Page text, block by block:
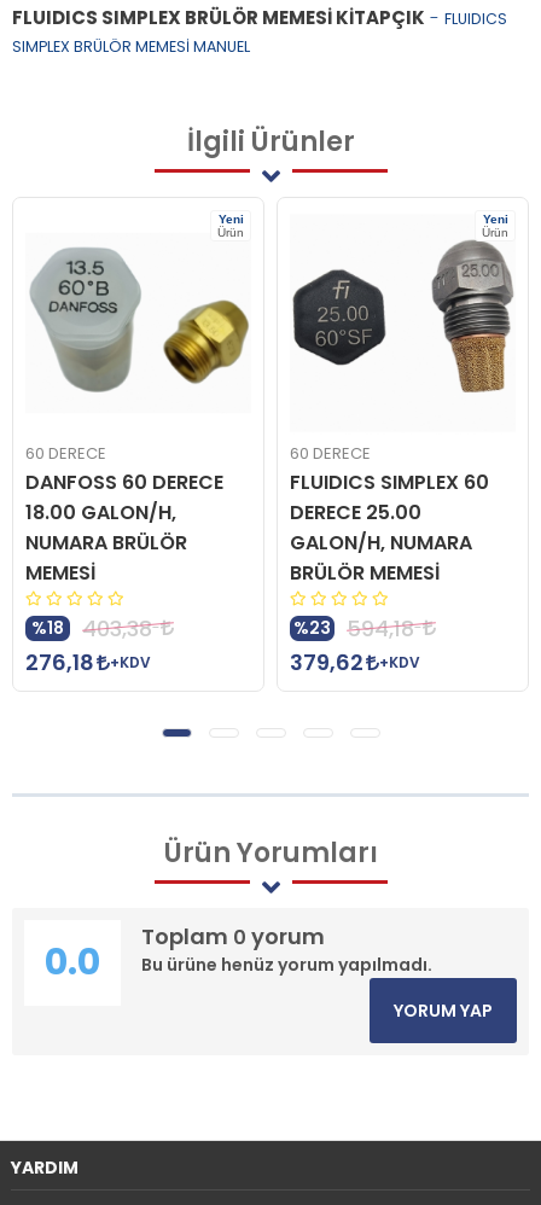
FLUIDICS SIMPLEX BRÜLÖR MEMESİ KİTAPÇIK - FLUIDICS
SIMPLEX BRÜLÖR MEMESİ MANUEL
İlgili Ürünler
Yeni
Ürün
60 DERECE
DANFOSS 60 DERECE
18.00 GALON/H,
NUMARA BRÜLÖR
MEMESİ
%18
403,38
276,18
+KDV
Yeni
Ürün
60 DERECE
FLUIDICS SIMPLEX 60
DERECE 25.00
GALON/H, NUMARA
BRÜLÖR MEMESİ
%23
594,18
379,62
+KDV
ÜrünYorumları
Toplam 0 yorum
Bu ürüne henüz yorum yapılmadı.
0.0
YORUM YAP
YARDIM